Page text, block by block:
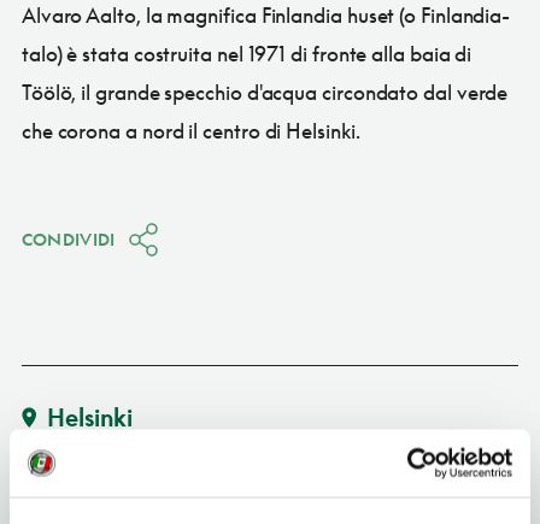
Alvaro Aalto, la magnifica Finlandia huset (o Finlandia-
talo) è stata costruita nel 1971 di fronte alla baia di
Töölö, il grande specchio d'acqua circondato dal verde
che corona a nord il centro di Helsinki.
CONDIVIDI
Helsinki
Vedi su Google Maps